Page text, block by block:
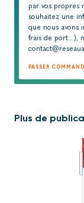
par vos propres
souhaitez une
que nous avons
frais de port…),
PASSER
Plus de